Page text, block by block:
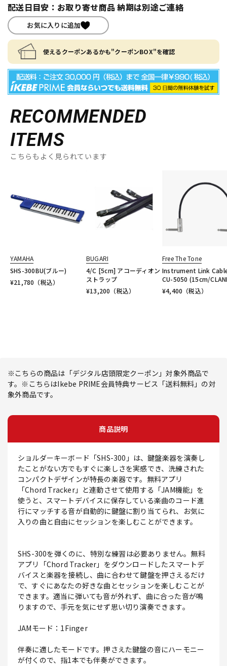
配送日目安：お取り寄せ商品 納期は別途ご連絡
お気に入りに追加
使えるクーポンあるかも"クーポンBOX"を確認
RECOMMENDED
ITEMS
こちらもよく見られています
YAMAHA
SHS-300BU(ブルー)
¥21,780 （税込）
BUGARI
4/C [5cm] アコーディオン
ストラップ
¥13,200 （税込）
Free The Tone
Instrument Link
CU-5050 (15cm/
¥4,400 （税込）
※こちらの商品は「デジタル店頭限定クーポン」対象外商品で
す。※こちらはIkebe PRIME会員特典サービス「送料無料」の対
象外商品です。
商品説明
ショルダーキーボード「SHS-300」は、鍵盤楽器を演奏し
たことがない方でもすぐに楽しさを実感でき、洗練された
コンパクトデザインが特長の楽器です。無料アプリ
「Chord Tracker」と連動させて使用する「JAM機能」を
使うと、スマートデバイスに保存している楽曲のコード進
行にマッチする音が自動的に鍵盤に割り当てられ、お気に
入りの曲と自由にセッションを楽しむことができます。
SHS-300を弾くのに、特別な練習は必要ありません。無料
アプリ「Chord Tracker」をダウンロードしたスマートデ
バイスと楽器を接続し、曲に合わせて鍵盤を押さえるだけ
で、すぐにあなたの好きな曲とセッションを楽しむことが
できます。適当に弾いても音が外れず、曲に合った音が鳴
りますので、手元を気にせず思い切り演奏できます。
JAMモード：1Finger
伴奏に適したモードです。押さえた鍵盤の音にハーモニー
が付くので、指1本でも伴奏ができます。